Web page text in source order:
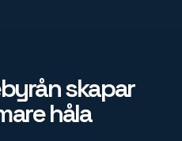
skapar
håla